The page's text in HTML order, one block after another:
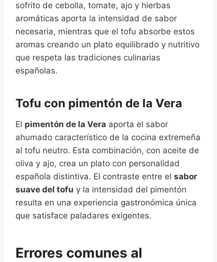
sofrito de cebolla, tomate, ajo y hierbas
aromáticas aporta la intensidad de sabor
necesaria, mientras que el tofu absorbe estos
aromas creando un plato equilibrado y nutritivo
que respeta las tradiciones culinarias
españolas.
Tofu con pimentón de la Vera
El pimentón de la Vera aporta el sabor
ahumado característico de la cocina extremeña
al tofu neutro. Esta combinación, con aceite de
oliva y ajo, crea un plato con personalidad
española distintiva. El contraste entre el sabor
suave del tofu y la intensidad del pimentón
resulta en una experiencia gastronómica única
que satisface paladares exigentes.
Errores comunes al